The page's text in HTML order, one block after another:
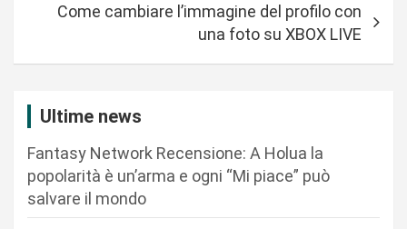
a
Come cambiare l’immagine del profilo con
una foto su XBOX LIVE
Ultime news
Fantasy Network Recensione: A Holua la
popolarità è un’arma e ogni “Mi piace” può
salvare il mondo